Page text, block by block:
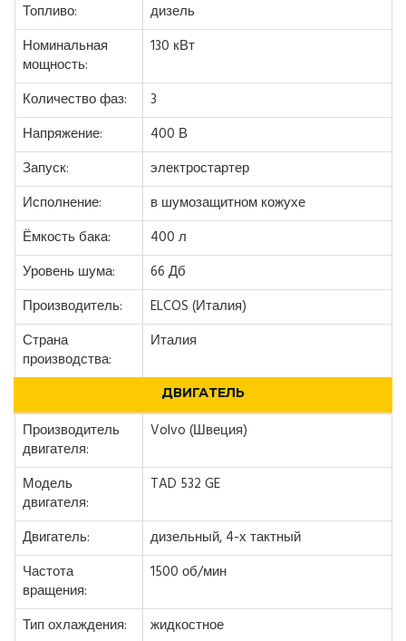
Топливо:
дизель
Номинальная
мощность:
130 кВт
Количество фаз:
3
Напряжение:
400 В
Запуск:
электростартер
Исполнение:
в шумозащитном кожухе
Ёмкость бака:
400 л
Уровень шума:
66 Дб
Производитель:
ELCOS (Италия)
Страна
производства:
Италия
ДВИГАТЕЛЬ
Производитель
двигателя:
Volvo (Швеция)
Модель
двигателя:
TAD 532 GE
Двигатель:
дизельный, 4-х тактный
Частота
вращения:
1500 об/мин
Тип охлаждения: жидкостное